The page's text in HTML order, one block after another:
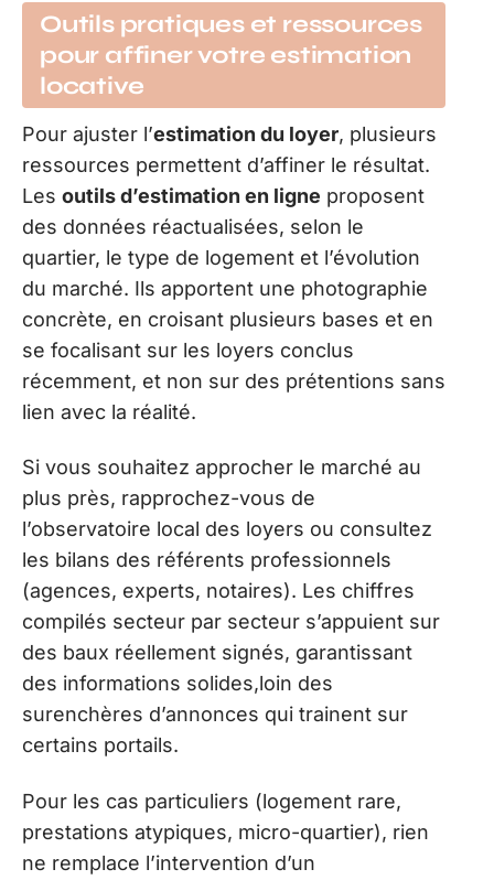
Outils pratiques et ressources
pour affiner votre estimation
locative
Pour ajuster l’estimation du loyer, plusieurs
ressources permettent d’affiner le résultat.
Les outils d’estimation en ligne proposent
des données réactualisées, selon le
quartier, le type de logement et l’évolution
du marché. Ils apportent une photographie
concrète, en croisant plusieurs bases et en
se focalisant sur les loyers conclus
récemment, et non sur des prétentions sans
lien avec la réalité.
Si vous souhaitez approcher le marché au
plus près, rapprochez-vous de
l’observatoire local des loyers ou consultez
les bilans des référents professionnels
(agences, experts, notaires). Les chiffres
compilés secteur par secteur s’appuient sur
des baux réellement signés, garantissant
des informations solides,loin des
surenchères d’annonces qui trainent sur
certains portails.
Pour les cas particuliers (logement rare,
prestations atypiques, micro-quartier), rien
ne remplace l’intervention d’un